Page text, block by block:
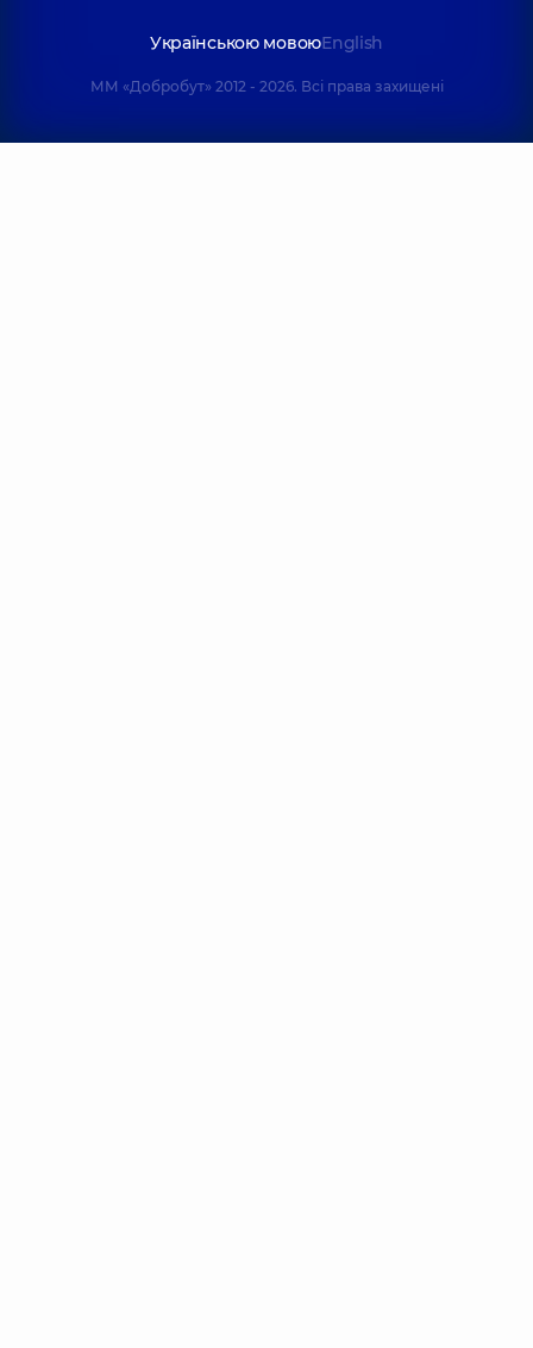
Українською мовоюEnglish
ММ «Добробут» 2012 - 2026. Всі права захищені